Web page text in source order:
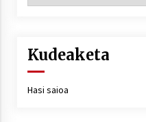
Kudeaketa
Hasi saioa